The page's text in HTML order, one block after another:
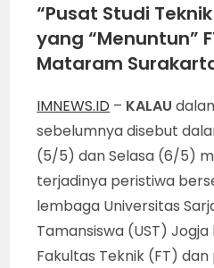
“Pusat Studi
yang “Menuntun”
Mataram
IMNEWS.ID – KALAU
sebelumnya disebut
(5/5) dan Selasa (6/5)
terjadinya peristiwa
lembaga Universitas
Tamansiswa (UST)
Fakultas Teknik (FT)